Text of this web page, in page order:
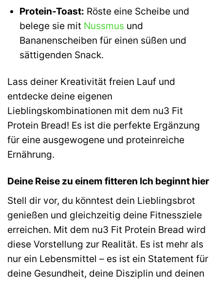
Protein-Toast: Röste eine Scheibe und
belege sie mit Nussmus und
Bananenscheiben für einen süßen und
sättigenden Snack.
Lass deiner Kreativität freien Lauf und
entdecke deine eigenen
Lieblingskombinationen mit dem nu3 Fit
Protein Bread! Es ist die perfekte Ergänzung
für eine ausgewogene und proteinreiche
Ernährung.
Deine Reise zu einem fitteren Ich beginnt hier
Stell dir vor, du könntest dein Lieblingsbrot
genießen und gleichzeitig deine Fitnessziele
erreichen. Mit dem nu3 Fit Protein Bread wird
diese Vorstellung zur Realität. Es ist mehr als
nur ein Lebensmittel – es ist ein Statement für
deine Gesundheit, deine Disziplin und deinen